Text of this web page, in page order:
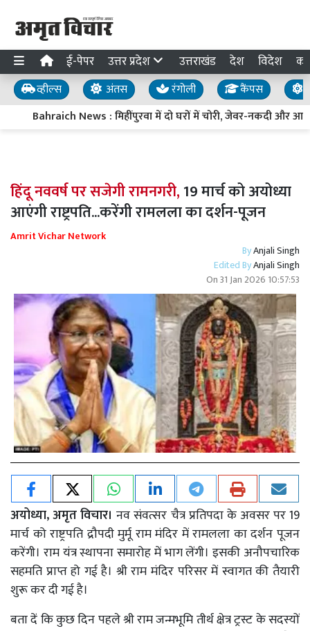
ई-पेपर उत्तर प्रदेश उत्तराखंड देश विदेश
व्हील्स अंतस रंगोली कैंपस
Bahraich News : मिहींपुरवा में दो घरों में चोरी, जेवर-नकदी और
हिंदू नववर्ष पर सजेगी रामनगरी,19 मार्च को अयोध्या
आएंगी राष्ट्रपति...करेंगी रामलला का दर्शन-पूजन
Amrit Vichar Network
ByAnjali Singh
Edited ByAnjali Singh
On31 Jan 2026 10:57:53
अयोध्या, अमृत विचार।नव संवत्सर चैत्र प्रतिपदा के अवसर पर 19
मार्च को राष्ट्रपति द्रौपदी मुर्मू राम मंदिर में रामलला का दर्शन पूजन
करेंगी। राम यंत्र स्थापना समारोह में भाग लेंगी। इसकी अनौपचारिक
सहमति प्राप्त हो गई है। श्री राम मंदिर परिसर में स्वागत की तैयारी
शुरू कर दी गई है।
बता दें कि कुछ दिन पहले श्री राम जन्मभूमि तीर्थ क्षेत्र ट्रस्ट के सदस्यों